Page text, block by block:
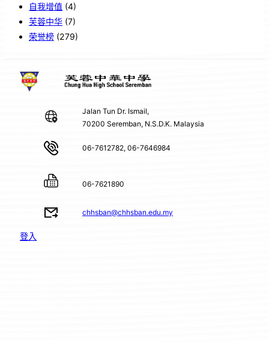
自我增值 (4)
芙蓉中华 (7)
荣誉榜 (279)
Jalan Tun Dr. Ismail,
70200 Seremban, N.S.D.K. Malaysia
06-7612782, 06-7646984
06-7621890
chhsban@chhsban.edu.my
登入